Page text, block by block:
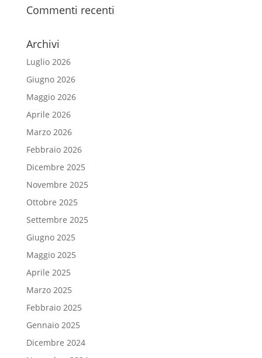
Commenti recenti
Archivi
Luglio 2026
Giugno 2026
Maggio 2026
Aprile 2026
Marzo 2026
Febbraio 2026
Dicembre 2025
Novembre 2025
Ottobre 2025
Settembre 2025
Giugno 2025
Maggio 2025
Aprile 2025
Marzo 2025
Febbraio 2025
Gennaio 2025
Dicembre 2024